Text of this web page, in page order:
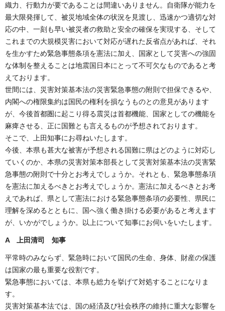
織力、行動力が要であることは間違いありません。自衛隊が能力を
最大限発揮して、被災地域全体の状況を見渡し、迅速かつ適切な対
応の中、一刻も早い被災者の救助と安全の確保を実現する、そして
これまでの大規模災害において対応が遅れた反省点があれば、それ
を生かすため緊急事態条項を憲法に加え、国家として災害への強固
な体制を整えることは地震国日本にとって不可欠なものであると考
えております。
世間には、災害対策基本法の災害緊急事態の附則で担保できるや、
内閣への権限集約は国民の権利を損なうものとの意見があります
が、今後首都圏に起こり得る震災は首都機能、国家としての機能を
麻痺させる、正に国難とも言えるものが予想されております。
そこで、上田知事にお尋ねいたします。
今後、本県も甚大な被害が予想される国難に県はどのように対応し
ていくのか、本県の災害対策本部長として災害対策基本法の災害緊
急事態の附則で十分とお考えでしょうか。それとも、緊急事態条項
を憲法に加えるべきとお考えでしょうか。憲法に加えるべきとお考
えであれば、県として憲法における緊急事態条項の必要性、県民に
理解を深めるとともに、国へ強く働き掛ける必要があると考えます
が、いかがでしょうか。以上について知事にお伺いをいたします。
A 上田清司 知事
平常時のみならず、緊急時において国民の生命、身体、財産の保護
は国家の最も重要な役割です。
緊急事態においては、本県も総力を挙げて対処することになりま
す。
災害対策基本法では、国の経済及び社会秩序の維持に重大な影響を